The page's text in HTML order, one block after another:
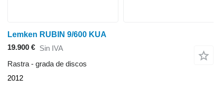
Lemken RUBIN 9/600 KUA
19.900 € Sin IVA
Rastra - grada de discos
2012